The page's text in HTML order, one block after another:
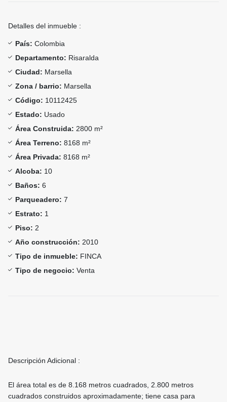
Detalles del inmueble :
País: Colombia
Departamento: Risaralda
Ciudad: Marsella
Zona / barrio: Marsella
Código: 10112425
Estado: Usado
Área Construida: 2800 m²
Área Terreno: 8168 m²
Área Privada: 8168 m²
Alcoba: 10
Baños: 6
Parqueadero: 7
Estrato: 1
Piso: 2
Año construcción: 2010
Tipo de inmueble: FINCA
Tipo de negocio: Venta
Descripción Adicional :
El área total es de 8.168 metros cuadrados, 2.800 metros
cuadrados construidos aproximadamente; tiene casa para